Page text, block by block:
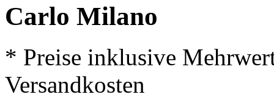
Carlo Milano
* Preise inklusive
Versandkosten